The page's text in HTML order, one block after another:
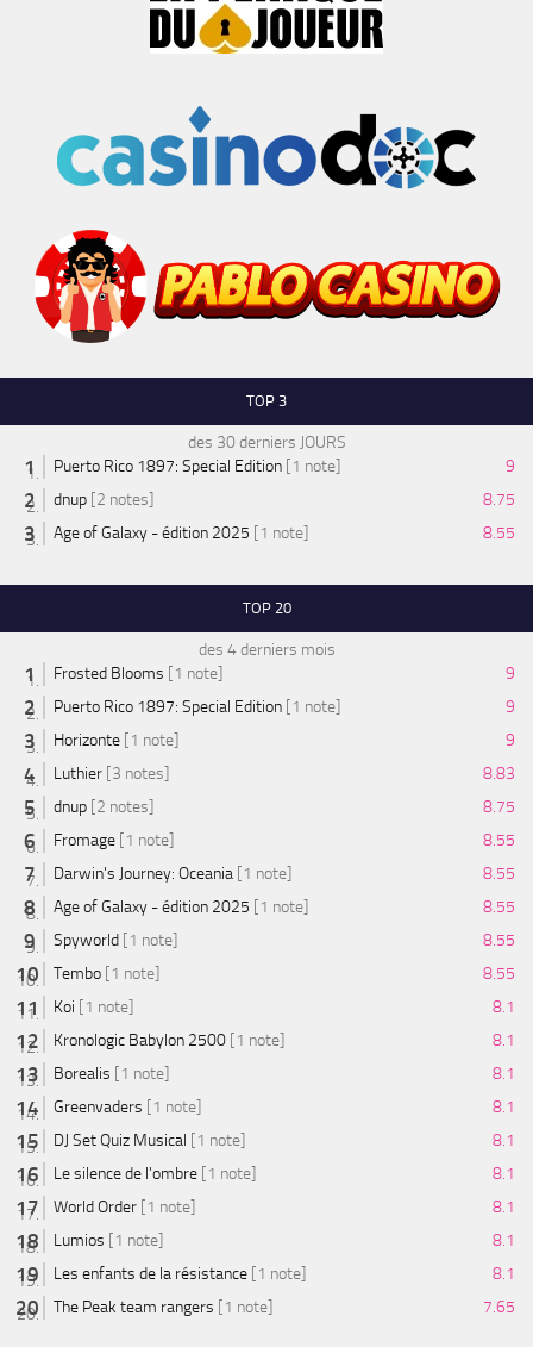
TOP 3
des 30 derniers JOURS
Puerto Rico 1897: Special Edition [1 note]
9
dnup [2 notes]
8.75
Age of Galaxy - édition 2025 [1 note] 8.55
TOP 20
des 4 derniers mois
Frosted Blooms [1 note]
9
Puerto Rico 1897: Special Edition [1 note]
9
Horizonte [1 note]
9
Luthier [3 notes]
8.83
dnup [2 notes]
8.75
Fromage [1 note]
8.55
Darwin's Journey: Oceania [1 note]
8.55
Age of Galaxy - édition 2025 [1 note]
8.55
Spyworld [1 note]
8.55
Tembo [1 note]
8.55
Koi [1 note]
8.1
Kronologic Babylon 2500 [1 note]
8.1
Borealis [1 note]
8.1
Greenvaders [1 note]
8.1
DJ Set Quiz Musical [1 note]
8.1
Le silence de l'ombre [1 note]
8.1
World Order [1 note]
8.1
Lumios [1 note]
8.1
Les enfants de la résistance [1 note]
8.1
The Peak team rangers [1 note] 7.65